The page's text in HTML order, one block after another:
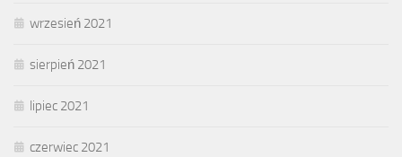
wrzesień 2021
sierpień 2021
lipiec 2021
czerwiec 2021